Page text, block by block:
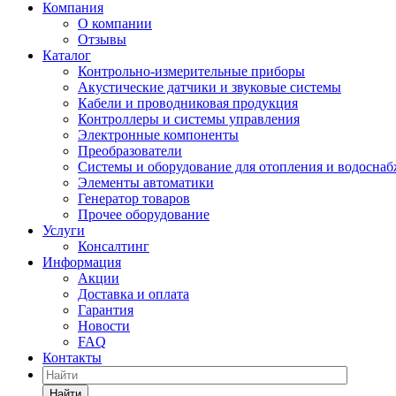
Компания
О компании
Отзывы
Каталог
Контрольно-измерительные приборы
Акустические датчики и звуковые системы
Кабели и проводниковая продукция
Контроллеры и системы управления
Электронные компоненты
Преобразователи
Системы и оборудование для отопления и
Элементы автоматики
Генератор товаров
Прочее оборудование
Услуги
Консалтинг
Информация
Акции
Доставка и оплата
Гарантия
Новости
FAQ
Контакты